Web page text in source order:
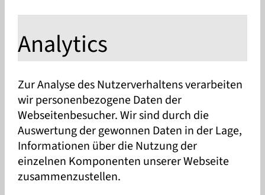
Analytics
Zur Analyse des Nutzerverhaltens verarbeiten
wir personenbezogene Daten der
Webseitenbesucher. Wir sind durch die
Auswertung der gewonnen Daten in der Lage,
Informationen über die Nutzung der
einzelnen Komponenten unserer Webseite
zusammenzustellen.